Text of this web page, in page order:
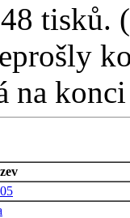
tisků.
na